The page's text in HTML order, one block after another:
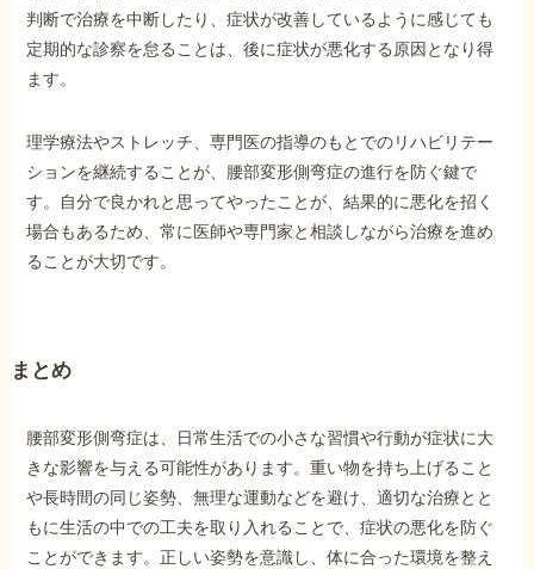
判断で治療を中断したり、症状が改善しているように感じても
定期的な診察を怠ることは、後に症状が悪化する原因となり得
ます。
理学療法やストレッチ、専門医の指導のもとでのリハビリテー
ションを継続することが、腰部変形側弯症の進行を防ぐ鍵で
す。自分で良かれと思ってやったことが、結果的に悪化を招く
場合もあるため、常に医師や専門家と相談しながら治療を進め
ることが大切です。
まとめ
腰部変形側弯症は、日常生活での小さな習慣や行動が症状に大
きな影響を与える可能性があります。重い物を持ち上げること
や長時間の同じ姿勢、無理な運動などを避け、適切な治療とと
もに生活の中での工夫を取り入れることで、症状の悪化を防ぐ
ことができます。正しい姿勢を意識し、体に合った環境を整え